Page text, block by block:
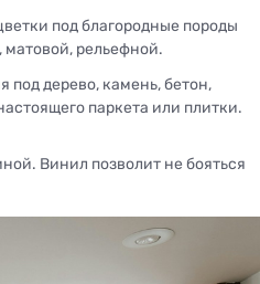
под благородные породы
матовой, рельефной.
под дерево, камень, бетон,
паркета или плитки.
Винил позволит не бояться